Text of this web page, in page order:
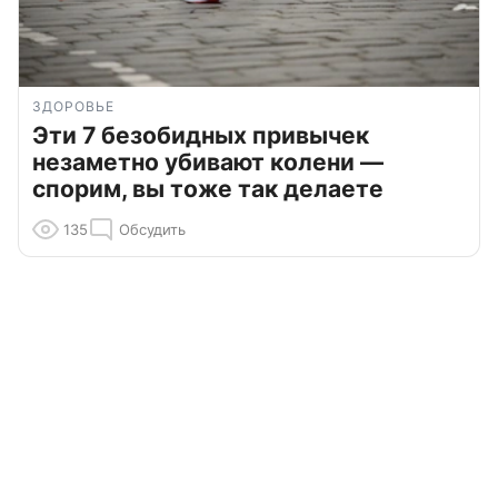
ЗДОРОВЬЕ
Эти 7 безобидных привычек
незаметно убивают колени —
спорим, вы тоже так делаете
135 Обсудить